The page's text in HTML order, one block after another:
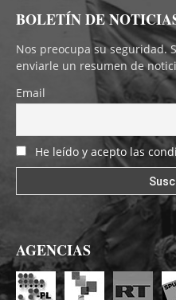
BOLETÍN DE
Nos preocupa su seguridad.
enviarle un resumen de
Email
He leído y acepto las
AGENCIAS